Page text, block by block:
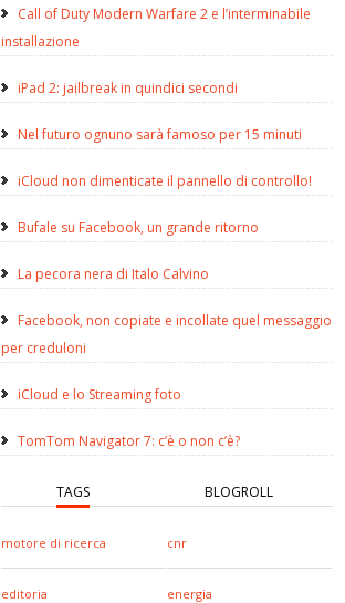
Call of Duty Modern Warfare 2 e l’interminabile
installazione
iPad 2: jailbreak in quindici secondi
Nel futuro ognuno sarà famoso per 15 minuti
iCloud non dimenticate il pannello di controllo!
Bufale su Facebook, un grande ritorno
La pecora nera di Italo Calvino
Facebook, non copiate e incollate quel messaggio
per creduloni
iCloud e lo Streaming foto
TomTom Navigator 7: c’è o non c’è?
TAGS BLOGROLL
motore di ricerca cnr
editoria energia